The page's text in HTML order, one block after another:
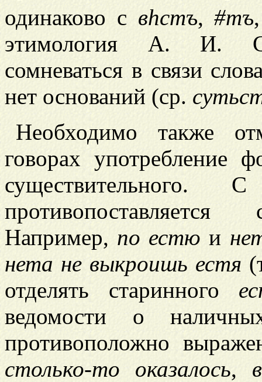
одинаково с вhстъ,#тъ
этимология А. И.
сомневаться в связи
нет оснований (ср.
Необходимо также
говорах употребление
Например, по естю и
нета не выкроишь естя
отделять старинного
ведомости о
противоположно
столько-то оказалось,